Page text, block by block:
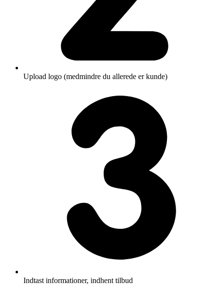
Upload logo (medmindre du allerede er kunde)
Indtast informationer, indhent tilbud